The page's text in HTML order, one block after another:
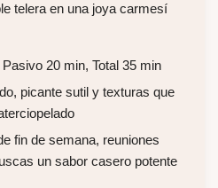
telera en una joya carmesí
20 min, Total 35 min
picante sutil y texturas que
fin de semana, reuniones
un sabor casero potente